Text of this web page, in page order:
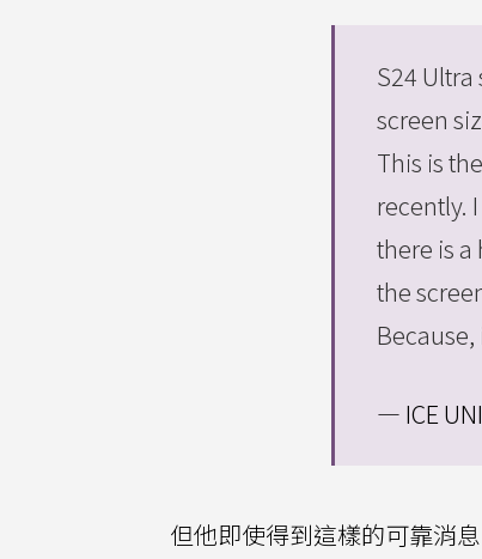
S24
screen
This is
recently.
there is
the
— ICE
但他即使得到這樣的可靠消